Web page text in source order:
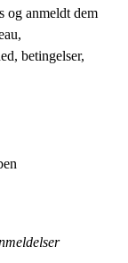
og anmeldt dem
betingelser,